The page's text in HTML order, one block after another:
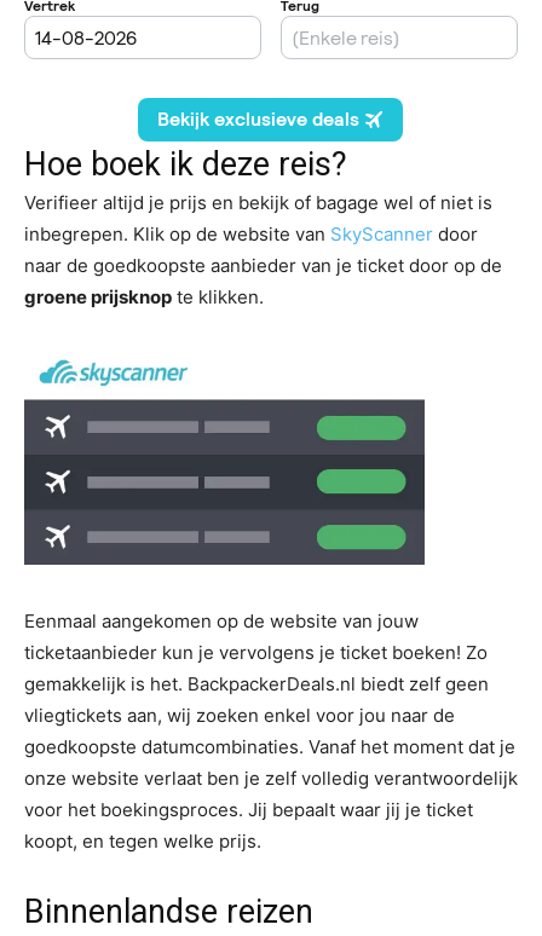
Hoe boek ik deze reis?
Verifieer altijd je prijs en bekijk of bagage wel of niet is
inbegrepen. Klik op de website van SkyScanner door
naar de goedkoopste aanbieder van je ticket door op de
groene prijsknop te klikken.
Eenmaal aangekomen op de website van jouw
ticketaanbieder kun je vervolgens je ticket boeken! Zo
gemakkelijk is het. BackpackerDeals.nl biedt zelf geen
vliegtickets aan, wij zoeken enkel voor jou naar de
goedkoopste datumcombinaties. Vanaf het moment dat je
onze website verlaat ben je zelf volledig verantwoordelijk
voor het boekingsproces. Jij bepaalt waar jij je ticket
koopt, en tegen welke prijs.
Binnenlandse reizen